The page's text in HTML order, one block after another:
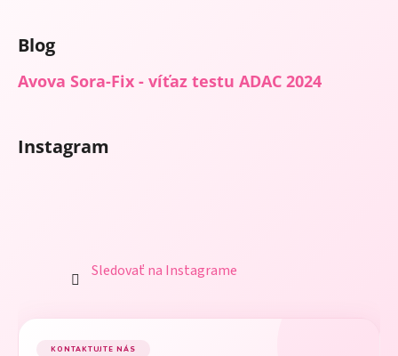
Blog
Avova Sora-Fix - víťaz testu ADAC 2024
Instagram
Sledovať na Instagrame
KONTAKTUJTE NÁS